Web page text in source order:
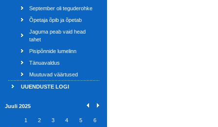
September oli teguderohke
Õpetaja õpib ja õpetab
Jaguma peab vaid head
tahet
Pisipõnnide lumelinn
Tänuavaldus
Muutuvad väärtused
UUENDUSTE LOGI
Juuli 2025
1 2 3 4 5
6